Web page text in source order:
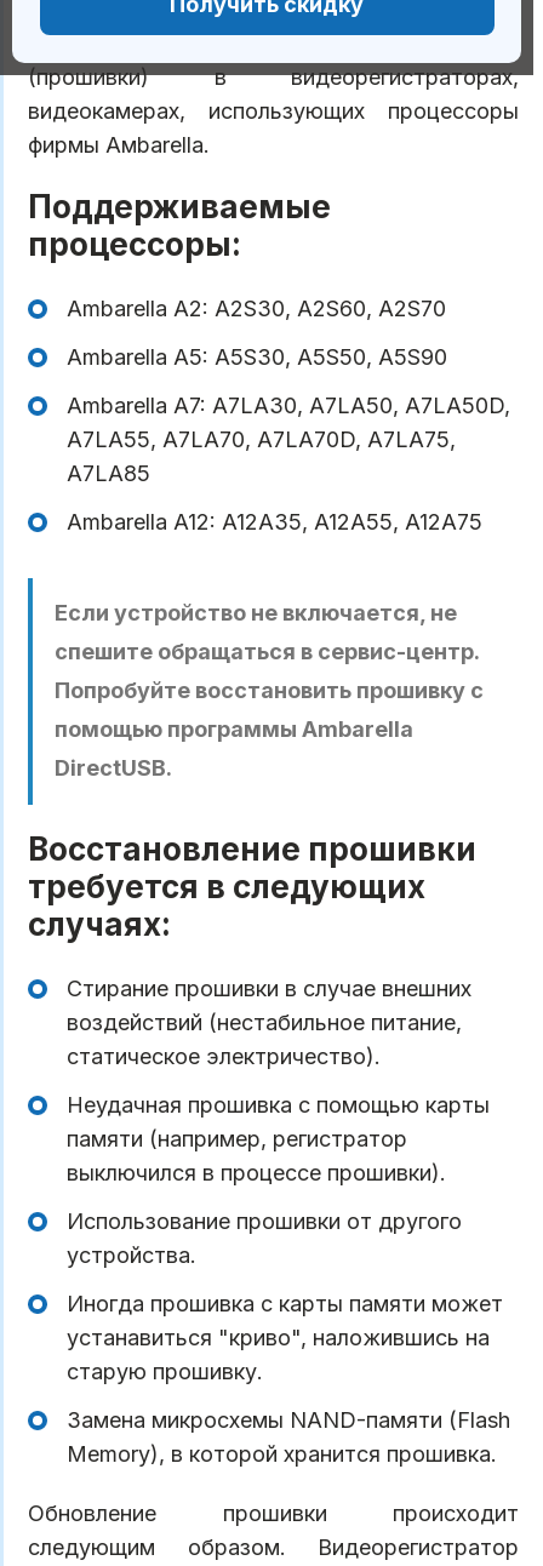
предназначена для установки и
восстановления программного обеспечения
(прошивки) в видеорегистраторах,
видеокамерах, использующих процессоры
фирмы Амbаrella.
Поддерживаемые
процессоры:
Ambarella A2: A2S30, A2S60, A2S70
Ambarella A5: A5S30, A5S50, A5S90
Ambarella A7: A7LA30, A7LA50, A7LA50D,
A7LA55, A7LA70, A7LA70D, A7LA75,
A7LA85
Ambarella A12: A12A35, A12A55, A12A75
Если устройство не включается, не
спешите обращаться в сервис-центр.
Попробуйте восстановить прошивку с
помощью программы Ambarella
DirectUSB.
Восстановление прошивки
требуется в следующих
случаях:
Стирание прошивки в случае внешних
воздействий (нестабильное питание,
статическое электричество).
Неудачная прошивка с помощью карты
памяти (например, регистратор
выключился в процессе прошивки).
Использование прошивки от другого
устройства.
Иногда прошивка с карты памяти может
устанавиться "криво", наложившись на
старую прошивку.
Замена микросхемы NAND-памяти (Flash
Memory), в которой хранится прошивка.
Обновление прошивки происходит
следующим образом. Видеорегистратор